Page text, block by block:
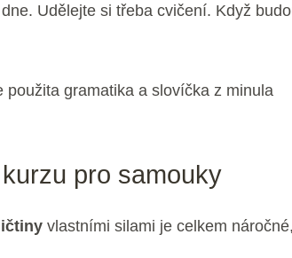
Udělejte si třeba cvičení. Když
gramatika a slovíčka z minula
pro samouky
vlastními silami je celkem